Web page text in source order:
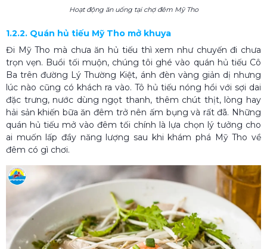
Hoạt động ăn uống tại chợ đêm Mỹ Tho
1.2.2. Quán hủ tiếu Mỹ Tho mở khuya
Đi Mỹ Tho mà chưa ăn hủ tiếu thì xem như chuyến đi chưa
trọn vẹn. Buổi tối muộn, chúng tôi ghé vào quán hủ tiếu Cô
Ba trên đường Lý Thường Kiệt, ánh đèn vàng giản dị nhưng
lúc nào cũng có khách ra vào. Tô hủ tiếu nóng hổi với sợi dai
đặc trưng, nước dùng ngọt thanh, thêm chút thịt, lòng hay
hải sản khiến bữa ăn đêm trở nên ấm bụng và rất đã. Những
quán hủ tiếu mở vào đêm tối chính là lựa chọn lý tưởng cho
ai muốn lấp đầy năng lượng sau khi khám phá Mỹ Tho về
đêm có gì chơi.